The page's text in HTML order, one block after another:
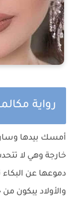
رواية
أمسك بيدها وسار
خارجة وهي لا
دموعها عن
والأولاد يبكون